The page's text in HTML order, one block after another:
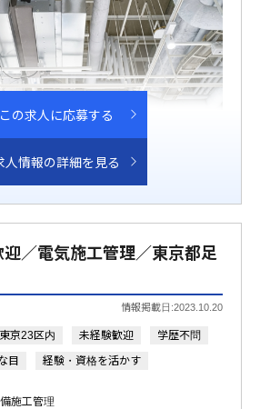
この求人に応募する
人情報の詳細を見る
／電気施工管理／東京都足
情報掲載日:2023.10.20
東京23区内 未経験歓迎
学歴不問
目 経験・資格を活かす
施工管理